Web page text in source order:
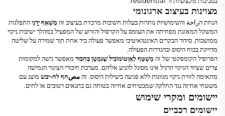
מצוינות בעיצוב ארגונומי
הנחת הراحة והשימושיות נותרות בעלות חשיבות מרכזית בעיצוב זה מְשַׁאֵף יָדָנִיהתפלגות
המשקל המאזנת מפחיתה את העומס על הקרסול והזרוע של המפעיל במהלך ישיבות ניקוי
ממושכות. סידור הבקרים האינטואיטיבי מאפשר פעולה ביד אחת תוך שמירה על שליטה
מדויקת בכוח היסוס ובהגדרות הפעולה.
הפרופיל הקומפקטי של זה מְשַׁטֵּף לְאַוְטוֹמוֹבִיל שֶׁנִּמְטָן בְּחִבּוּר מאפשר גישה למקומות
צרים שציוד הניקוי הרגיל אינו מסוגל להגיע אליהם. מערכת חיבורי הצינור הגמישה
מתאימה לזווית ניקוי מגוונות ללא פגיעה ביעילות היסוס. זהمصחף לח-יבש מוצג עם
משטחי אחיזה נגד החלקה שמבטיחים אחיזה בטוחה גם בתנאים רטובים או לחים.
יישומים ומקרי שימוש
יישומים רכביים